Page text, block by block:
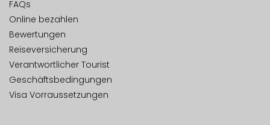
FAQs
Online bezahlen
Bewertungen
Reiseversicherung
Verantwortlicher Tourist
Geschäftsbedingungen
Visa Vorraussetzungen